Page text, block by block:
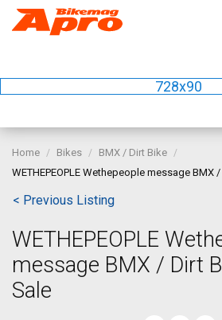
728x90
Home Bikes
BMX / Dirt Bike
WETHEPEOPLE Wethepeople message BMX
< Previous Listing
WETHEPEOPLE
message BMX / Dirt
Sale